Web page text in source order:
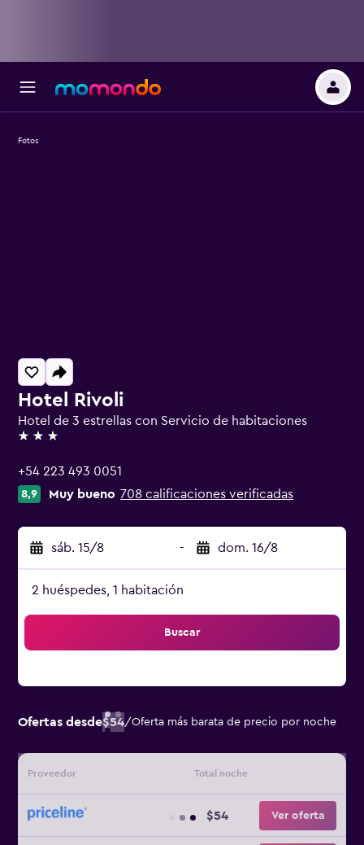
Hotel Rivoli
Hotel de 3 estrellas con Servicio de habitaciones
3 estrellas
+54 223 493 0051
8,9 Muy bueno 708 calificaciones verificadas
sáb. 15/8 - dom. 16/8
2 huéspedes, 1 habitación
Buscar
Ofertas desde$54/Oferta más barata de precio por noche
Proveedor Total noche
$54 Ver oferta
Fotos